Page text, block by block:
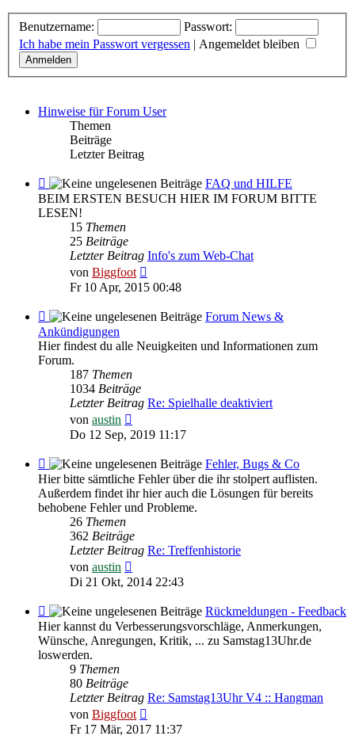
Benutzername:
Passwort:
Ich habe mein Passwort vergessen | Angemeldet bleiben
Hinweise für Forum User
Themen
Beiträge
Letzter Beitrag
Feed
-
FAQ
HILFE
FAQ und HILFE
BEIM ERSTEN BESUCH HIER IM FORUM BITTE
LESEN!
15 Themen
25 Beiträge
Letzter Beitrag Info's zum Web-Chat
von Biggfoot
Beitrag
Fr 10 Apr, 2015 00:48
Feed
-
Forum
News
Ankündigungen
Forum News &
Ankündigungen
Hier findest du alle Neuigkeiten und Informationen zum
Forum.
187 Themen
1034 Beiträge
Letzter Beitrag Re: Spielhalle deaktiviert
von austin
Beitrag
Do 12 Sep, 2019 11:17
Feed
-
Fehler,
Bugs
Fehler, Bugs & Co
Hier bitte sämtliche Fehler über die ihr stolpert auflisten.
Außerdem findet ihr hier auch die Lösungen für bereits
behobene Fehler und Probleme.
26 Themen
362 Beiträge
Letzter Beitrag Re: Treffenhistorie
von austin
Beitrag
Di 21 Okt, 2014 22:43
Feed
-
Rückmeldungen
-
Feedback
Rückmeldungen - Feedback
Hier kannst du Verbesserungsvorschläge, Anmerkungen,
Wünsche, Anregungen, Kritik, ... zu Samstag13Uhr.de
loswerden.
9 Themen
80 Beiträge
Letzter Beitrag Re: Samstag13Uhr V4 :: Hangman
von Biggfoot
Beitrag
Fr 17 Mär, 2017 11:37